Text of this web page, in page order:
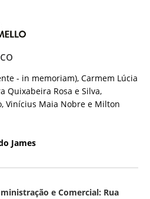
- in memoriam), Carmem Lúcia
Quixabeira Rosa e Silva,
Vinícius Maia Nobre e Milton
James
e Comercial: Rua